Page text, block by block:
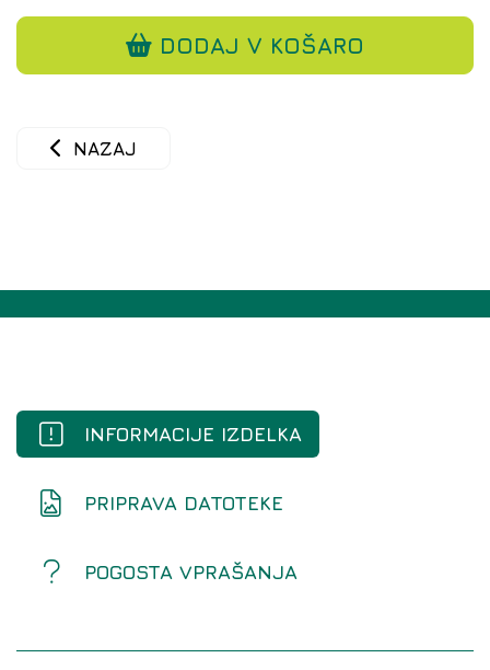
DODAJ V KOŠARO
NAZAJ
INFORMACIJE IZDELKA
PRIPRAVA DATOTEKE
POGOSTA VPRAŠANJA